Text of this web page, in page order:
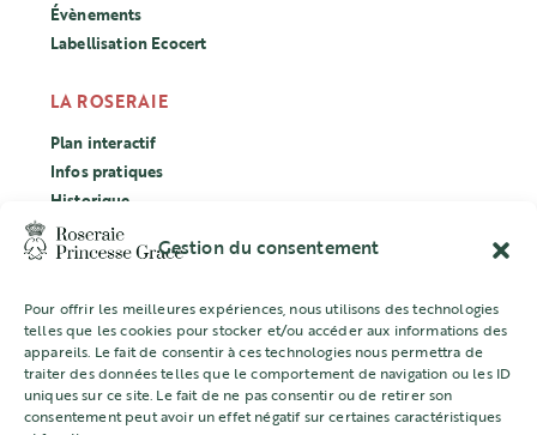
Gestion du consentement
Pour offrir les meilleures expériences, nous utilisons des technologies
telles que les cookies pour stocker et/ou accéder aux informations des
appareils. Le fait de consentir à ces technologies nous permettra de
traiter des données telles que le comportement de navigation ou les ID
uniques sur ce site. Le fait de ne pas consentir ou de retirer son
consentement peut avoir un effet négatif sur certaines caractéristiques
Évènements
Labellisation Ecocert
LA ROSERAIE
Plan interactif
Infos pratiques
Historique
Évènements
Labellisation Ecocert
CONCOURS
L’ASSOCIATION
Mentions légales